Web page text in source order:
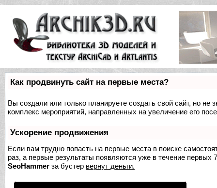
Как продвинуть сайт на первые места?
Вы создали или только планируете создать свой сайт, но не
комплекс мероприятий, направленных на увеличение его
Ускорение продвижения
Если вам трудно попасть на первые места в поиске
раз, а первые результаты появляются уже в течение первых
SeoHammer за бустер вернут деньги.